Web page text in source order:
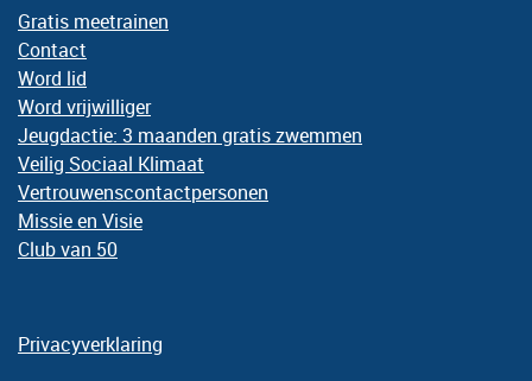
Gratis meetrainen
Contact
Word lid
Word vrijwilliger
Jeugdactie: 3 maanden gratis zwemmen
Veilig Sociaal Klimaat
Vertrouwenscontactpersonen
Missie en Visie
Club van 50
Privacyverklaring